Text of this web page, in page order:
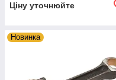
Ціну уточнюйте
Новинка